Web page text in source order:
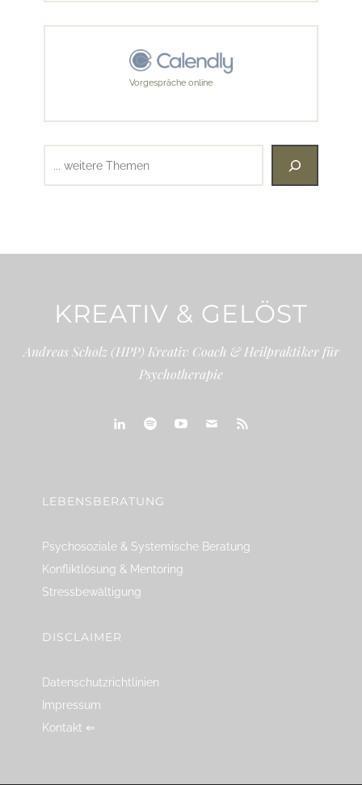
Vorgespräche online
KREATIV & GELÖST
Andreas Scholz (HPP) Kreativ Coach & Heilpraktiker für
Psychotherapie
LEBENSBERATUNG
Psychosoziale & Systemische Beratung
Konfliktlösung & Mentoring
Stressbewältigung
DISCLAIMER
Datenschutzrichtlinien
Impressum
Kontakt ⇐